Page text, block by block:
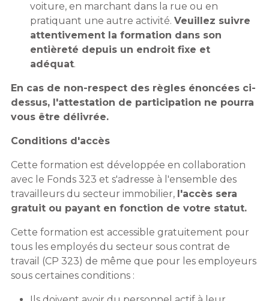
voiture, en marchant dans la rue ou en
pratiquant une autre activité. Veuillez suivre
attentivement la formation dans son
entièreté depuis un endroit fixe et
adéquat.
En cas de non-respect des règles énoncées ci-
dessus, l'attestation de participation ne pourra
vous être délivrée.
Conditions d'accès
Cette formation est développée en collaboration
avec le Fonds 323 et s'adresse à l'ensemble des
travailleurs du secteur immobilier, l'accès sera
gratuit ou payant en fonction de votre statut.
Cette formation est accessible gratuitement pour
tous les employés du secteur sous contrat de
travail (CP 323) de même que pour les employeurs
sous certaines conditions :